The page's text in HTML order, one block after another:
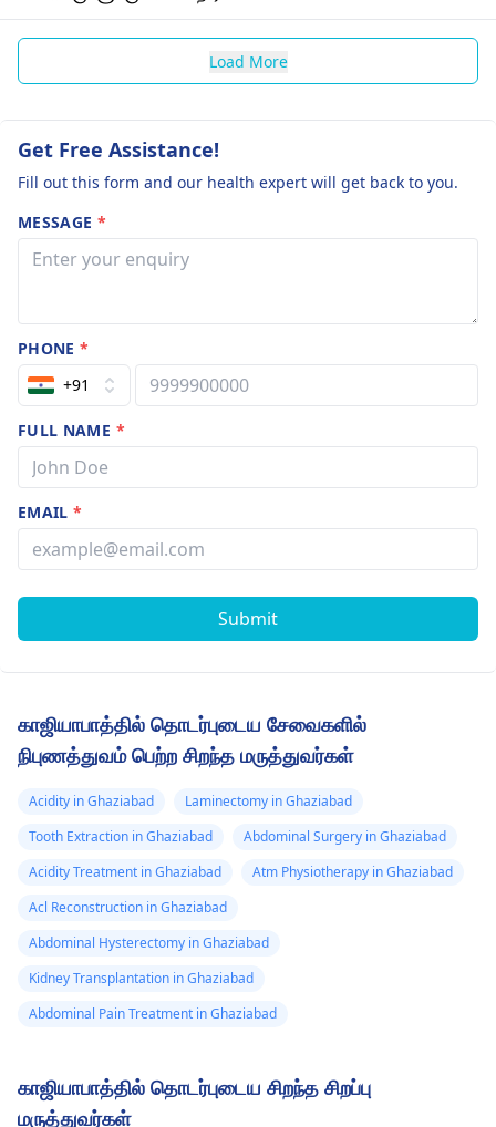
Load More
Get Free Assistance!
Fill out this form and our health expert will get back to you.
MESSAGE *
PHONE*
+91
FULL NAME *
EMAIL*
Submit
காஜியாபாத்தில் தொடர்புடைய சேவைகளில்
நிபுணத்துவம் பெற்ற சிறந்த மருத்துவர்கள்
Acidity in Ghaziabad
Laminectomy in Ghaziabad
Tooth Extraction in Ghaziabad
Abdominal Surgery in Ghaziabad
Acidity Treatment in Ghaziabad
Atm Physiotherapy in Ghaziabad
Acl Reconstruction in Ghaziabad
Abdominal Hysterectomy in Ghaziabad
Kidney Transplantation in Ghaziabad
Abdominal Pain Treatment in Ghaziabad
காஜியாபாத்தில் தொடர்புடைய சிறந்த சிறப்பு
மருத்துவர்கள்